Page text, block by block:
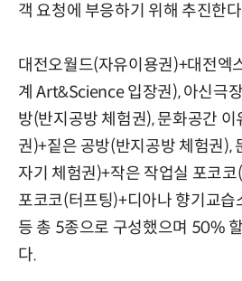
객 요청에 부응하기 위해 추진한
대전오월드(자유이용권)+대전엑
계 Art&Science 입장권), 아신극
방(반지공방 체험권), 문화공간
권)+짙은 공방(반지공방 체험권),
자기 체험권)+작은 작업실 포코코
포코코(터프팅)+디아나 향기교습
등 총 5종으로 구성했으며 50%
다.